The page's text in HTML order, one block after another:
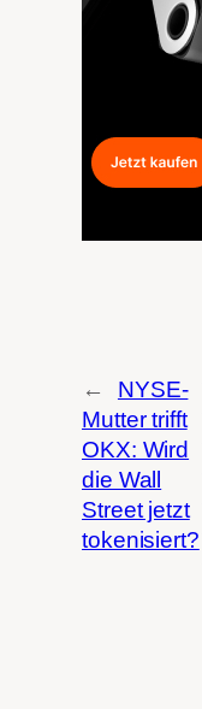
←
NYSE-
Mutter trifft
OKX: Wird
die Wall
Street jetzt
tokenisiert?